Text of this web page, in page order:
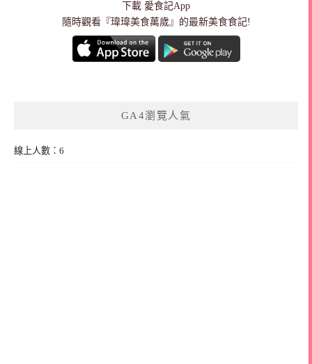
下載 愛食記App
隨時觀看『瑋瑋美食萬歲』的最新美食食記!
GA4瀏覽人氣
線上人數：6